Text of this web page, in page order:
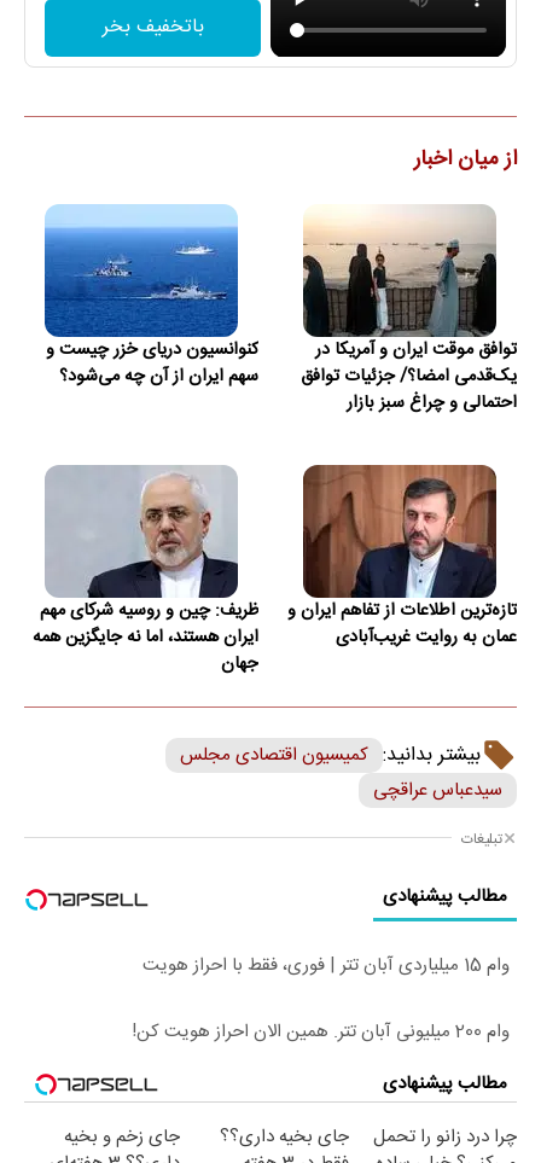
باتخفیف بخر
از میان اخبار
توافق موقت ایران و آمریکا در
یک‌قدمی امضا؟/ جزئیات توافق
احتمالی و چراغ سبز بازار
کنوانسیون دریای خزر چیست و
سهم ایران از آن چه می‌شود؟
تازه‌ترین اطلاعات از تفاهم ایران و
عمان به روایت غریب‌آبادی
ظریف: چین و روسیه شرکای مهم
ایران هستند، اما نه جایگزین همه
جهان
بیشتر بدانید: کمیسیون اقتصادی مجلس
سیدعباس عراقچی
تبلیغات
مطالب پیشنهادی
وام 15 میلیاردی آبان تتر | فوری، فقط با احراز هویت
وام 200 میلیونی آبان تتر. همین الان احراز هویت کن!
مطالب پیشنهادی
چرا درد زانو را تحمل
جای بخیه داری؟؟
جای زخم و بخیه